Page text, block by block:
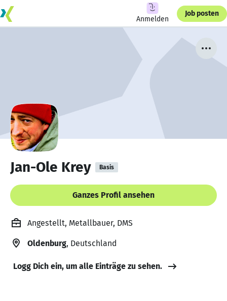
Anmelden
Job posten
Jan-Ole Krey Basis
Ganzes Profil ansehen
Angestellt, Metallbauer, DMS
Oldenburg, Deutschland
Logg Dich ein, um alle Einträge zu sehen.